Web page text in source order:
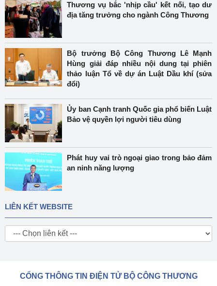
Thương vụ bắc 'nhịp cầu' kết nối, tạo dư
địa tăng trưởng cho ngành Công Thương
Bộ trưởng Bộ Công Thương Lê Mạnh
Hùng giải đáp nhiều nội dung tại phiên
thảo luận Tổ về dự án Luật Dầu khí (sửa
đổi)
Ủy ban Cạnh tranh Quốc gia phổ biến Luật
Bảo vệ quyền lợi người tiêu dùng
Phát huy vai trò ngoại giao trong bảo đảm
an ninh năng lượng
LIÊN KẾT WEBSITE
CỔNG THÔNG TIN ĐIỆN TỬ BỘ CÔNG THƯƠNG